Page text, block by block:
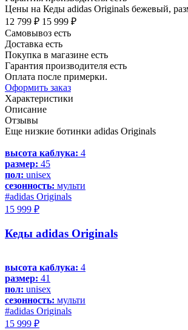
Цены на Кеды adidas Originals бежевый,
12 799 ₽ 15 999 ₽
Самовывоз есть
Доставка есть
Покупка в магазине есть
Гарантия производителя есть
Оплата после примерки.
Оформить заказ
Характеристики
Описание
Отзывы
Еще низкие ботинки adidas Originals
высота каблука: 4
размер: 45
пол: unisex
сезонность: мульти
#adidas Originals
15 999 ₽
Кеды adidas Originals
высота каблука: 4
размер: 41
пол: unisex
сезонность: мульти
#adidas Originals
15 999 ₽